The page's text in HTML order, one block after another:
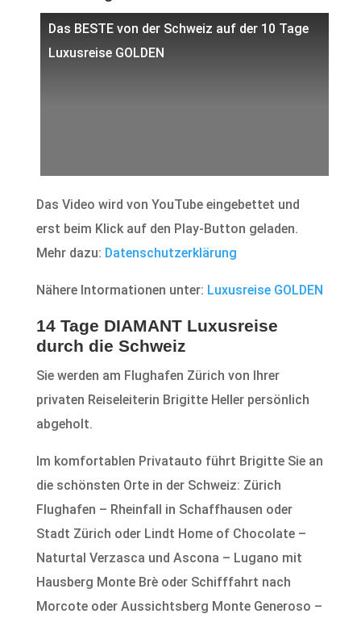
Das BESTE von der Schweiz auf der 10 Tage
Luxusreise GOLDEN
Das Video wird von YouTube eingebettet und
erst beim Klick auf den Play-Button geladen.
Mehr dazu: Datenschutzerklärung
Nähere Intormationen unter: Luxusreise GOLDEN
14 Tage DIAMANT Luxusreise
durch die Schweiz
Sie werden am Flughafen Zürich von Ihrer
privaten Reiseleiterin Brigitte Heller persönlich
abgeholt.
Im komfortablen Privatauto führt Brigitte Sie an
die schönsten Orte in der Schweiz: Zürich
Flughafen – Rheinfall in Schaffhausen oder
Stadt Zürich oder Lindt Home of Chocolate –
Naturtal Verzasca und Ascona – Lugano mit
Hausberg Monte Brè oder Schifffahrt nach
Morcote oder Aussichtsberg Monte Generoso –